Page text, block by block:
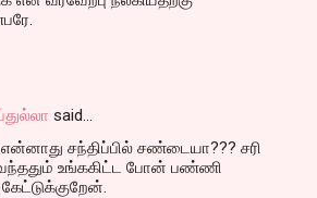
said…
சந்திப்பில் சண்டையா??? சரி
உங்ககிட்ட போன் பண்ணி